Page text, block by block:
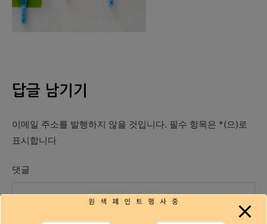
답글 남기기
이메일 주소를 발행하지 않을 것입니다. 필수 항목은 *(으)로
표시합니다
댓글